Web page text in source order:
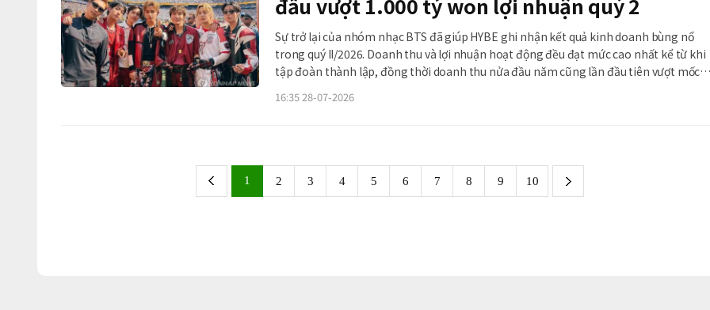
Sự trở lại của nhóm nhạc BTS đã giúp HYBE ghi nhận kết quả kinh doanh bùng nổ
trong quý II/2026. Doanh thu và lợi nhuận hoạt động đều đạt mức cao nhất kể từ khi
tập đoàn thành lập, đồng thời doanh thu nửa đầu năm cũng lần đầu tiên vượt mốc
nhất 1.450 tỷ won trong quý II, tăng 105,5% so với c&u
16:35 28-07-2026
previous 1 2 3 4 5 6 7 8 9 10 next